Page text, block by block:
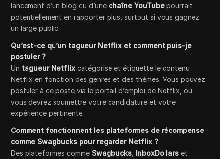
lancement d’un blog ou d’une chaîne YouTube pourrait
potentiellement en rapporter plus, surtout si vous gagnez
un large public.
Qu’est-ce qu’un tagueur Netflix et comment puis-je
postuler ?
Un tagueur Netflix catégorise et étiquette le contenu
Netflix en fonction des genres et des thèmes. Vous pouvez
postuler à ce poste via le portail d’emploi de Netflix, où
vous devrez soumettre votre candidature et votre
expérience pertinente.
Comment fonctionnent les plateformes de récompense
comme Swagbucks pour regarder Netflix ?
Des plateformes comme Swagbucks InboxDollars et